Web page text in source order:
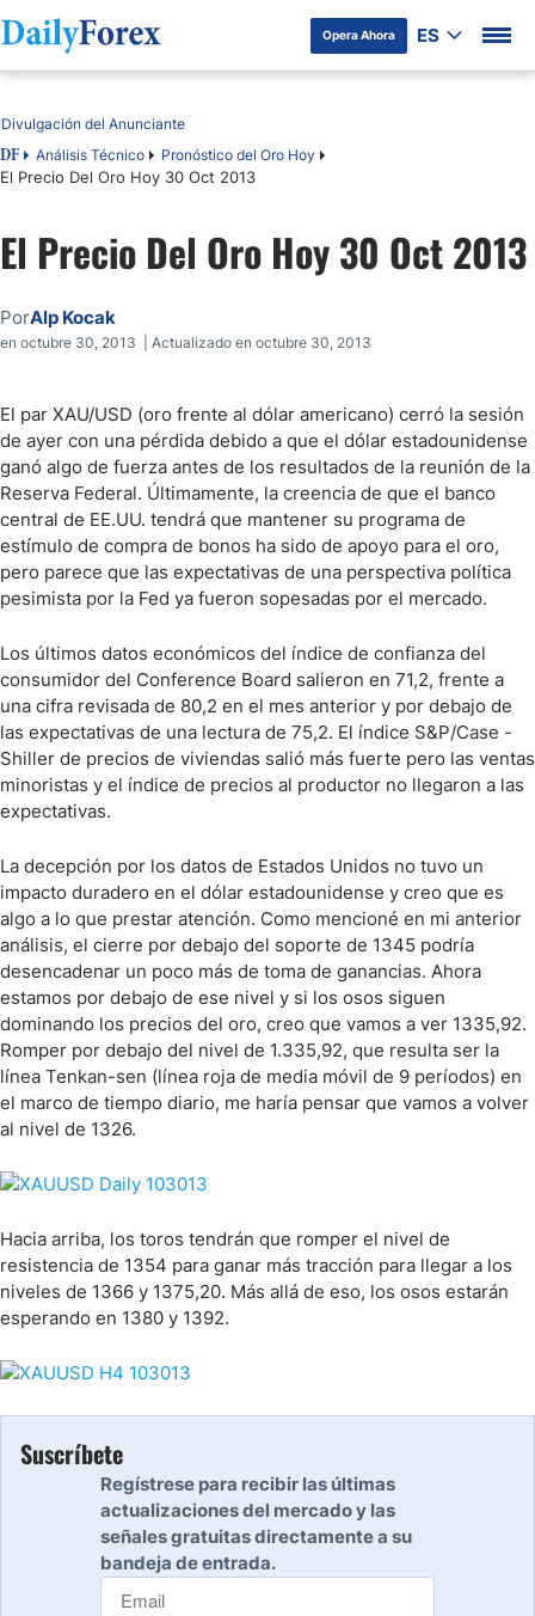
Opera Ahora ES
Tabla de contenidos
DF Análisis Técnico Pronóstico del Oro Hoy
El Precio Del Oro Hoy 30 Oct 2013
Divulgación del Anunciante
El Precio Del Oro Hoy 30 Oct 2013
PorAlp Kocak
en octubre 30, 2013 | Actualizado en octubre 30, 2013
El par XAU/USD (oro frente al dólar americano) cerró la sesión
de ayer con una pérdida debido a que el dólar estadounidense
ganó algo de fuerza antes de los resultados de la reunión de la
Reserva Federal. Últimamente, la creencia de que el banco
central de EE.UU. tendrá que mantener su programa de
estímulo de compra de bonos ha sido de apoyo para el oro,
pero parece que las expectativas de una perspectiva política
pesimista por la Fed ya fueron sopesadas por el mercado.
Los últimos datos económicos del índice de confianza del
consumidor del Conference Board salieron en 71,2, frente a
una cifra revisada de 80,2 en el mes anterior y por debajo de
las expectativas de una lectura de 75,2. El índice S&P/Case -
Shiller de precios de viviendas salió más fuerte pero las ventas
minoristas y el índice de precios al productor no llegaron a las
expectativas.
La decepción por los datos de Estados Unidos no tuvo un
impacto duradero en el dólar estadounidense y creo que es
algo a lo que prestar atención. Como mencioné en mi anterior
análisis, el cierre por debajo del soporte de 1345 podría
desencadenar un poco más de toma de ganancias. Ahora
estamos por debajo de ese nivel y si los osos siguen
dominando los precios del oro, creo que vamos a ver 1335,92.
Romper por debajo del nivel de 1.335,92, que resulta ser la
línea Tenkan-sen (línea roja de media móvil de 9 períodos) en
el marco de tiempo diario, me haría pensar que vamos a volver
al nivel de 1326.
Hacia arriba, los toros tendrán que romper el nivel de
resistencia de 1354 para ganar más tracción para llegar a los
niveles de 1366 y 1375,20. Más allá de eso, los osos estarán
esperando en 1380 y 1392.
Suscríbete
Regístrese para recibir las últimas
actualizaciones del mercado y las
señales gratuitas directamente a su
bandeja de entrada.